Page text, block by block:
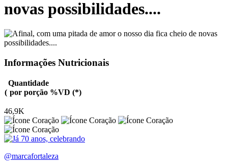
novas possibilidades....
Informações Nutricionais
(
Quantidade
por porção %VD (*)
46,9K
@marcafortaleza